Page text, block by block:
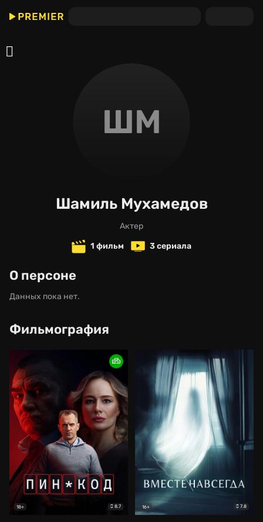
ШМ
Шамиль Мухамедов
актер
1 фильм
3 сериала
О персоне
Данных пока нет.
Фильмография
18+ 8.7 16+ 7.8